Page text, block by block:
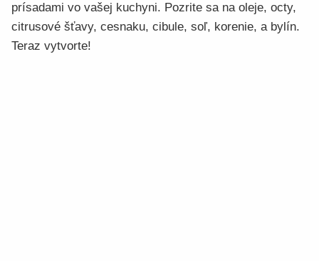
prísadami vo vašej kuchyni. Pozrite sa na oleje, octy,
citrusové šťavy, cesnaku, cibule, soľ, korenie, a bylín.
Teraz vytvorte!